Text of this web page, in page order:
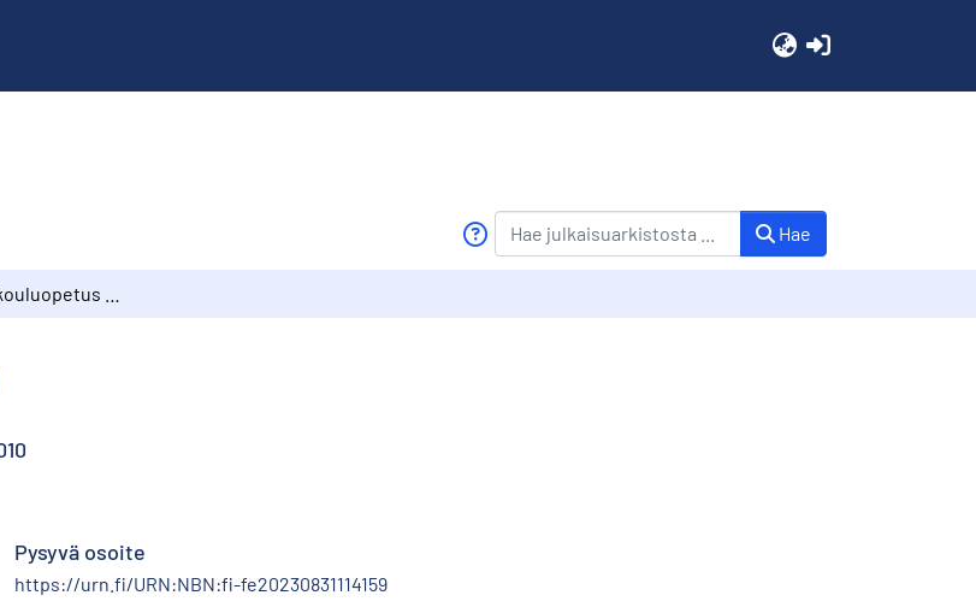
Hae
Pysyvä osoite
https://urn.fi/URN:NBN:fi-fe20230831114159